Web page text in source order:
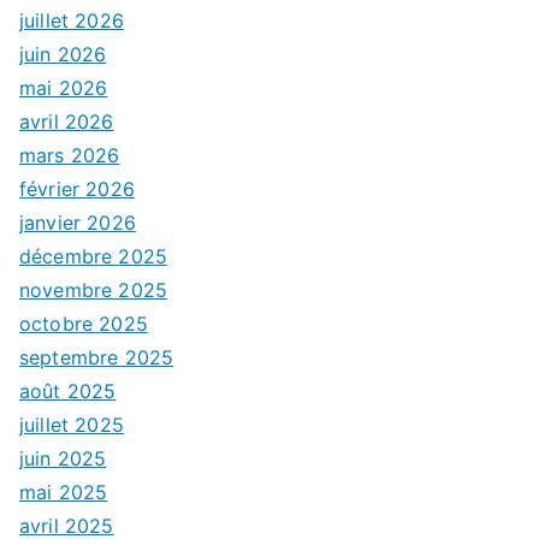
juillet 2026
juin 2026
mai 2026
avril 2026
mars 2026
février 2026
janvier 2026
décembre 2025
novembre 2025
octobre 2025
septembre 2025
août 2025
juillet 2025
juin 2025
mai 2025
avril 2025